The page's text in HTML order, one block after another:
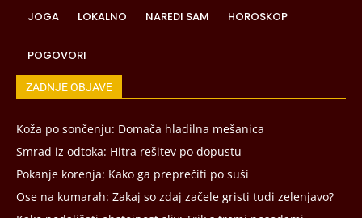
JOGA LOKALNO NAREDI SAM HOROSKOP
POGOVORI
ZADNJE OBJAVE
Koža po sončenju: Domača hladilna mešanica
Smrad iz odtoka: Hitra rešitev po dopustu
Pokanje korenja: Kako ga preprečiti po suši
Ose na kumarah: Zakaj so zdaj začele gristi tudi zelenjavo?